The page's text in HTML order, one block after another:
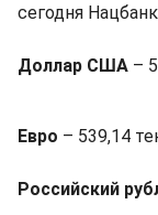
сегодня
Доллар США –
Евро – 539,14
Российский